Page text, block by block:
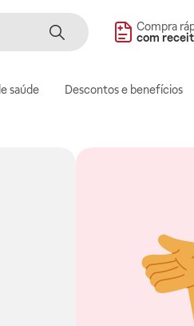
Compra
com
saúde Descontos e benefícios